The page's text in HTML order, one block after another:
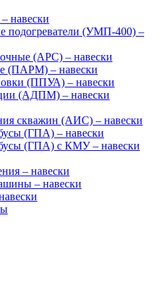
навески
подогреватели (УМП-400) –
(АРС) – навески
(ПАРМ) – навески
(ППУА) – навески
(АДПМ) – навески
скважин (АИС) – навески
(ГПА) – навески
(ГПА) с КМУ – навески
– навески
– навески